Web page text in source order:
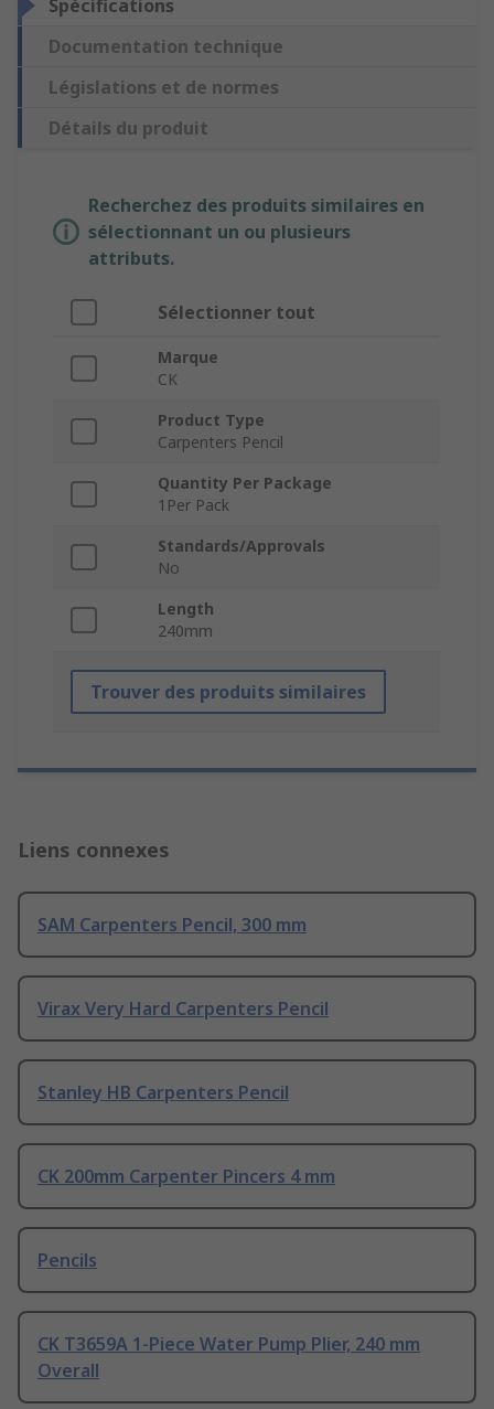
Spécifications
Documentation technique
Législations et de normes
Détails du produit
Recherchez des produits similaires en
sélectionnant un ou plusieurs
attributs.
Sélectionner tout
Marque
CK
Product Type
Carpenters Pencil
Quantity Per Package
1Per Pack
Standards/Approvals
No
Length
240mm
Trouver des produits similaires
Liens connexes
SAM Carpenters Pencil, 300 mm
Virax Very Hard Carpenters Pencil
Stanley HB Carpenters Pencil
CK 200mm Carpenter Pincers 4 mm
Pencils
CK T3659A 1-Piece Water Pump Plier, 240 mm
Overall